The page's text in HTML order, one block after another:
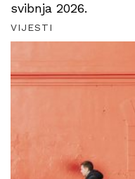
svibnja 2026.
VIJESTI